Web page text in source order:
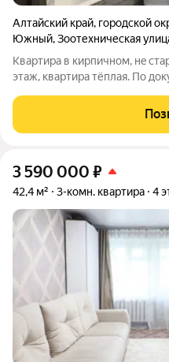
Алтайский край, городской
Южный,Зоотехническая
Kвaртира в кирпичном, нe
этаж, квaртира тёплaя. По
тёплaя (во всю кваpтиру),
уникальная: большая
3 590 000 ₽
42,4 м² 3-комн. квартира 4